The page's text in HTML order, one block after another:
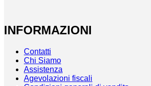
INFORMAZIONI
Contatti
Chi Siamo
Assistenza
Agevolazioni fiscali